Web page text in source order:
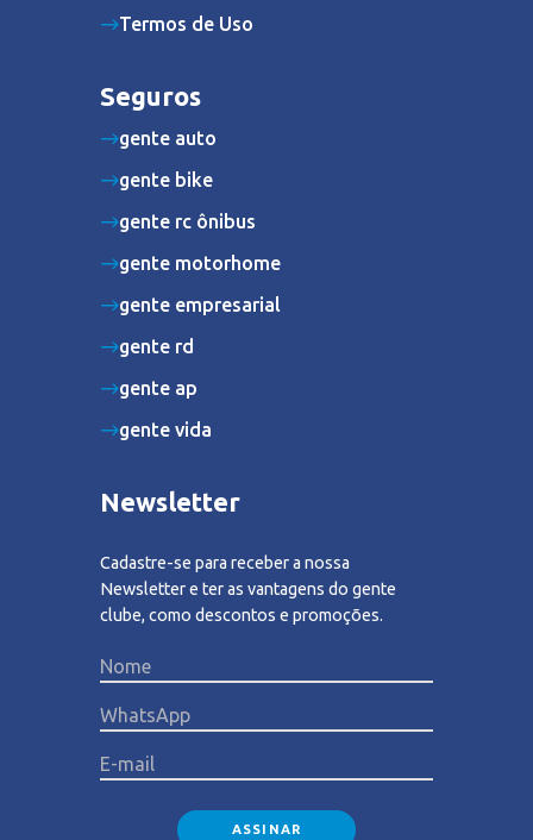
Termos de Uso
Seguros
gente auto
gente bike
gente rc ônibus
gente motorhome
gente empresarial
gente rd
gente ap
gente vida
Newsletter
Cadastre-se para receber a nossa
Newsletter e ter as vantagens do gente
clube, como descontos e promoções.